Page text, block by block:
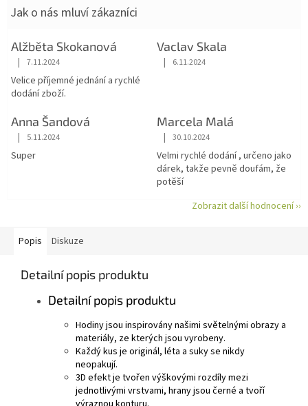
Jak o nás mluví zákazníci
Alžběta Skokanová
Hodnocení obchodu je 5 z 5 hvězdiček.
| 7.11.2024
Velice příjemné jednání a rychlé
dodání zboží.
Vaclav Skala
Hodnocení obchodu je 5 z 5
| 6.11.2024
Anna Šandová
Hodnocení obchodu je 5 z 5 hvězdiček.
| 5.11.2024
Super
Marcela Malá
Hodnocení obchodu je 5 z 5
| 30.10.2024
Velmi rychlé dodání , určeno jako
dárek, takže pevně doufám, že
potěší
Zobrazit další hodnocení ››
Popis Diskuze
Detailní popis produktu
Detailní popis produktu
Hodiny jsou inspirovány našimi světelnými obrazy a
materiály, ze kterých jsou vyrobeny.
Každý kus je originál, léta a suky se nikdy
neopakují.
3D efekt je tvořen výškovými rozdíly mezi
jednotlivými vrstvami, hrany jsou černé a tvoří